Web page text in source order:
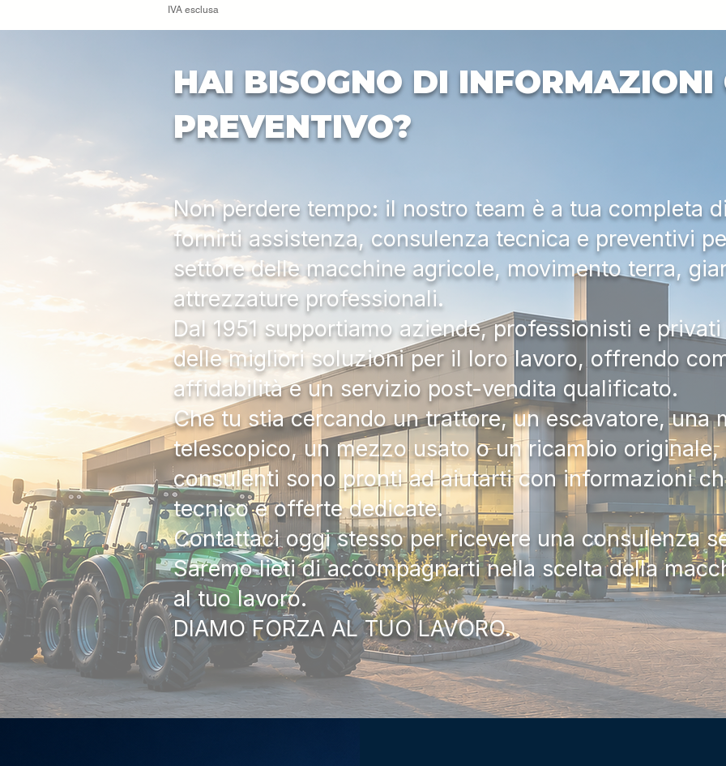
IVA esclusa
HAI BISOGNO DI INFORMAZIONI
PREVENTIVO?
Non perdere tempo: il nostro team è a tua completa
fornirti assistenza, consulenza tecnica e preventivi
settore delle macchine agricole, movimento terra,
attrezzature professionali.
Dal 1951 supportiamo aziende, professionisti e
delle migliori soluzioni per il loro lavoro, offrendo
affidabilità e un servizio post-vendita qualificato.
Che tu stia cercando un trattore, un escavatore, una
telescopico, un mezzo usato o un ricambio
consulenti sono pronti ad aiutarti con informazioni
tecnico e offerte dedicate.
Contattaci oggi stesso per ricevere una consulenza
Saremo lieti di accompagnarti nella scelta della
al tuo lavoro.
DIAMO FORZA AL TUO LAVORO.